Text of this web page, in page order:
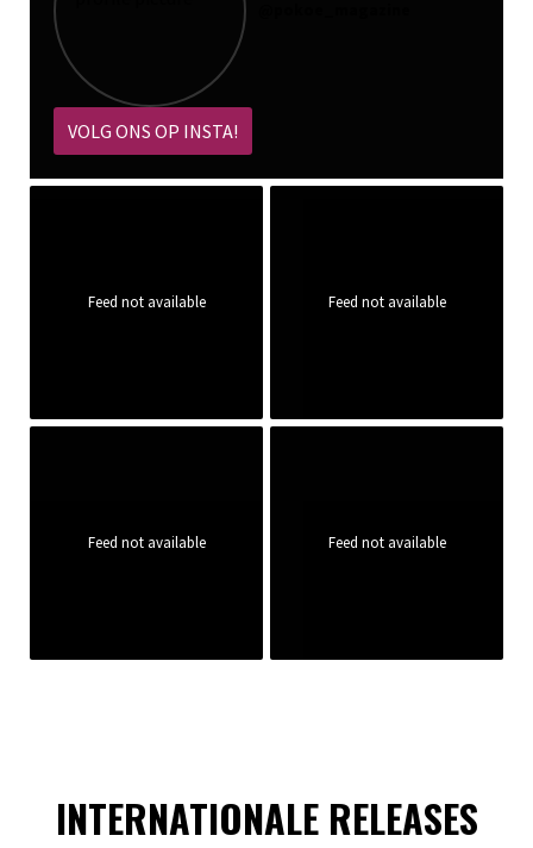
VOLG ONS OP INSTA!
Feed not available Feed not available
Feed not available Feed not available
INTERNATIONALE RELEASES